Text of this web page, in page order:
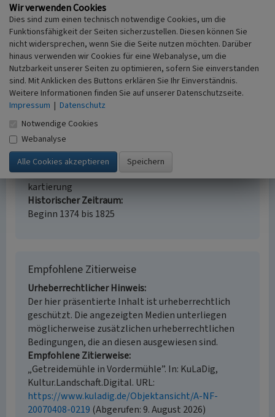
Getreidemühle in Vordermühle
Schlagwörter
Wassermühle Getreidemühle Mühlenteich
Bäckerei
Fachsicht(en)
Kulturlandschaftspflege
Erfassungsmaßstab
i.d.R. 1:5.000 (größer als 1:20.000)
Erfassungsmethode
Auswertung historischer Karten,
Literaturauswertung, Geländebegehung/-
kartierung
Historischer Zeitraum
Beginn 1374 bis 1825
Empfohlene Zitierweise
Urheberrechtlicher Hinweis
Der hier präsentierte Inhalt ist urheberrechtlich
geschützt. Die angezeigten Medien unterliegen
möglicherweise zusätzlichen urheberrechtlichen
Bedingungen, die an diesen ausgewiesen sind.
Empfohlene Zitierweise
„Getreidemühle in Vordermühle”. In: KuLaDig,
Kultur.Landschaft.Digital. URL:
https://www.kuladig.de/Objektansicht/A-NF-
20070408-0219 (Abgerufen: 9. August 2026)
Wir verwenden Cookies
Dies sind zum einen technisch notwendige Cookies, um die
Funktionsfähigkeit der Seiten sicherzustellen. Diesen können Sie
nicht widersprechen, wenn Sie die Seite nutzen möchten. Darüber
hinaus verwenden wir Cookies für eine Webanalyse, um die
Nutzbarkeit unserer Seiten zu optimieren, sofern Sie einverstanden
sind. Mit Anklicken des Buttons erklären Sie Ihr Einverständnis.
Weitere Informationen finden Sie auf unserer Datenschutzseite.
Impressum | Datenschutz
Notwendige Cookies
Webanalyse